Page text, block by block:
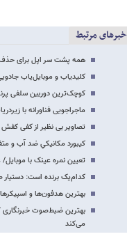
خبرهای مرتبط
همه پشت سر اپل برای
کلیدیاب و موبایل‌یاب
کوچک‌ترین دوربین سلفی
ماجراجویی فناورانه با زیردریایی
تصاویر بی نظیر از کفی کفش هوشمندی
کیبورد مکانیکیِ ضد آب و
تعیین نمره عینک با
کدام‌یک برنده است:
بهترین هدفون‌ها و اسپیکرهای ۲۰۱۷ را ببینید و
بهترین ضبط‌صوت خبرنگاری
می‌کند